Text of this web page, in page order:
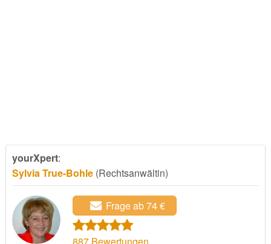
yourXpert:
Sylvia True-Bohle(Rechtsanwältin)
Frage ab 74 €